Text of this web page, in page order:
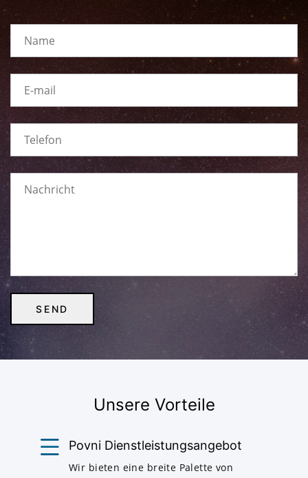
Unsere Vorteile
Povni Dienstleistungsangebot
Wir bieten eine breite Palette von